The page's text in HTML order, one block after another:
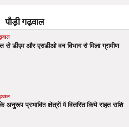
पौड़ी गढ़वाल
से डीएम और एसडीओ वन विभाग से मिला ग्रामीण
अनुरूप प्रभावित क्षेत्रों में वितरित किये राहत राशि